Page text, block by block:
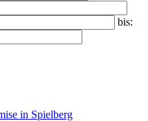
bis:
in Spielberg